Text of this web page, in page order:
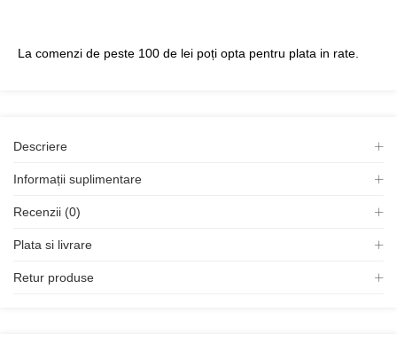
La comenzi de peste 100 de lei poți opta pentru plata in rate.
Descriere
Informații suplimentare
Recenzii (0)
Plata si livrare
Retur produse